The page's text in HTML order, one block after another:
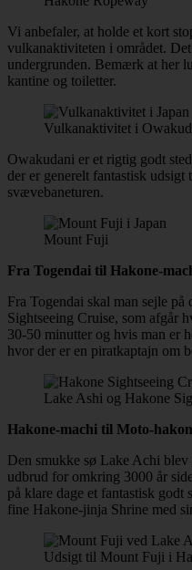
Vi anbefaler, at holde et kort
vulkanaktiviteten i området.
undergrunden. Bemærk at her
kantine og toiletter.
Vulkanaktivitet i
Owakudani er et rigtig godt
der er generelt fantastisk
svævebaneturen.
Mount Fuji
Fra Togendai til Hakone-
Fra Togendai skal man sejle
Sightseeing Cruise, som afgår
30-50 minutter og hvis man er
hvor der er en piratkaptajn om
Lake Ashi og Hakone
Hakone-machi til Moto-
Den smukke sø Lake Achi
udbrud for omkring 3000 år
på klare dage et fantastisk
fine Hakone-jinja Shrine med
Udsigt til Mount Fuji i